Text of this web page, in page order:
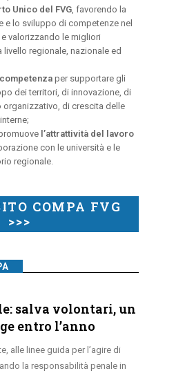
Unico del FVG, favorendo la
lo sviluppo di competenze nel
e valorizzando le migliori
regionale, nazionale ed
per supportare gli
dei territori, di innovazione, di
di crescita delle
l’attrattività del lavoro
con le università e le
regionale.
COMPA FVG
>>>
salva volontari, un
entro l’anno
alle linee guida per l’agire di
la responsabilità penale in